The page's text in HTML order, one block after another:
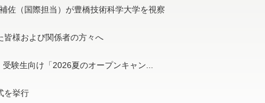
佐（国際担当）が豊橋技術科学大学を視察
皆様および関係者の方々へ
験生向け「2026夏のオープンキャン...
を挙行